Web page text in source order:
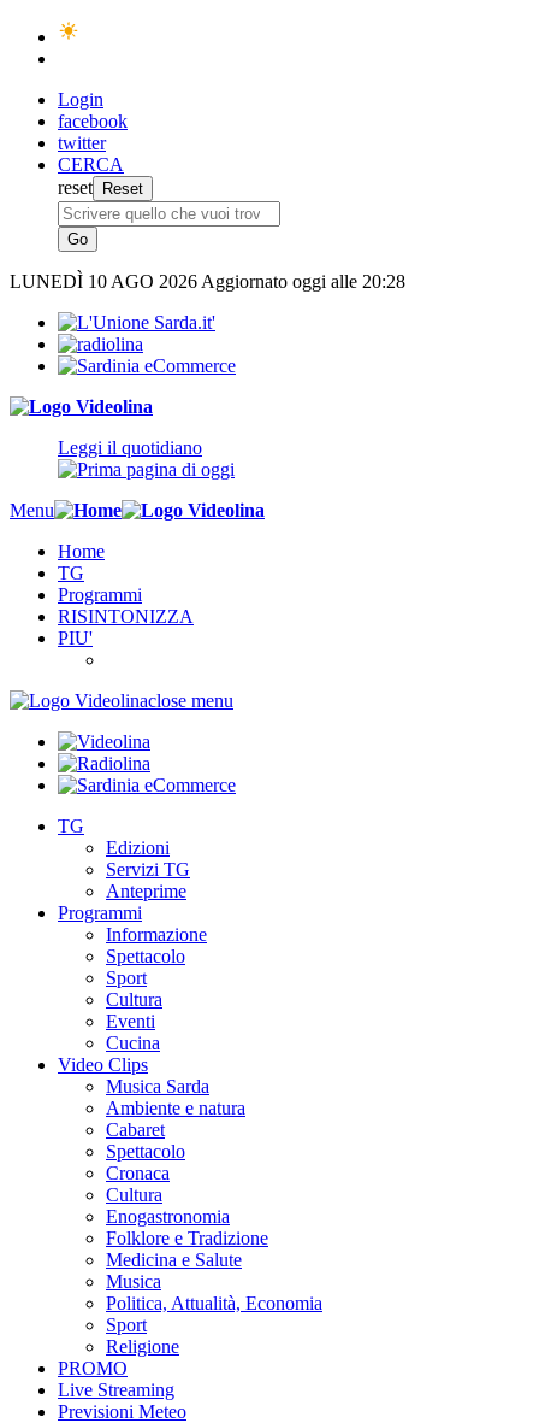
Login
facebook
twitter
CERCA
reset
LUNEDÌ 10 AGO 2026 Aggiornato oggi alle 20:28
Leggi il quotidiano
Menu
Home
TG
Programmi
RISINTONIZZA
PIU'
close menu
TG
Edizioni
Servizi TG
Anteprime
Programmi
Informazione
Spettacolo
Sport
Cultura
Eventi
Cucina
Video Clips
Musica Sarda
Ambiente e natura
Cabaret
Spettacolo
Cronaca
Cultura
Enogastronomia
Folklore e Tradizione
Medicina e Salute
Musica
Politica, Attualità, Economia
Sport
Religione
PROMO
Live Streaming
Previsioni Meteo